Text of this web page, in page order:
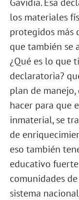
los materiales
protegidos más
que también se
¿Qué es lo que
declaratoria?
plan de
hacer para que
inmaterial, se
de
eso también
educativo
comunidades
sistema